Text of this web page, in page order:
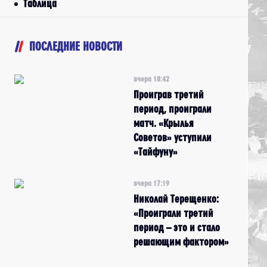
Таблица
ПОСЛЕДНИЕ НОВОСТИ
вчера 18:42
Проиграв третий
период, проиграли
матч. «Крылья
Советов» уступили
«Тайфуну»
вчера 17:19
Николай Терещенко:
«Проиграли третий
период – это и стало
решающим фактором»